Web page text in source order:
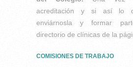
acreditación y si así lo
enviárnosla y formar
directorio de clínicas de la
COMISIONES DE TRABAJO